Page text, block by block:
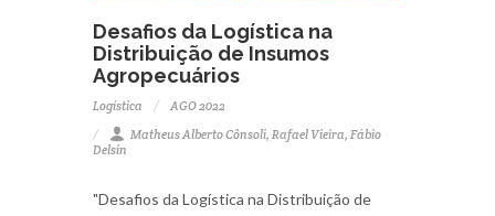
Desafios da Logística na
Distribuição de Insumos
Agropecuários
Logística
AGO 2022
Matheus Alberto Cônsoli, Rafael Vieira, Fábio
Delsin
"Desafios da Logística na Distribuição de